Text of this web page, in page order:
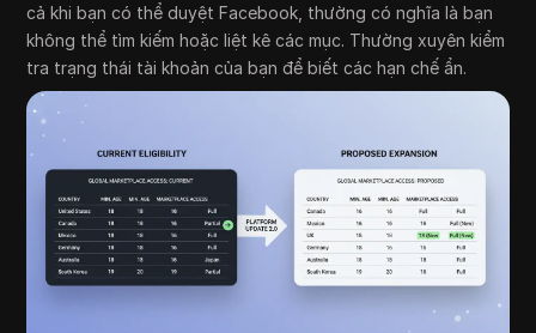
cả khi bạn có thể duyệt Facebook, thường có nghĩa là bạn
không thể tìm kiếm hoặc liệt kê các mục. Thường xuyên kiểm
tra trạng thái tài khoản của bạn để biết các hạn chế ẩn.